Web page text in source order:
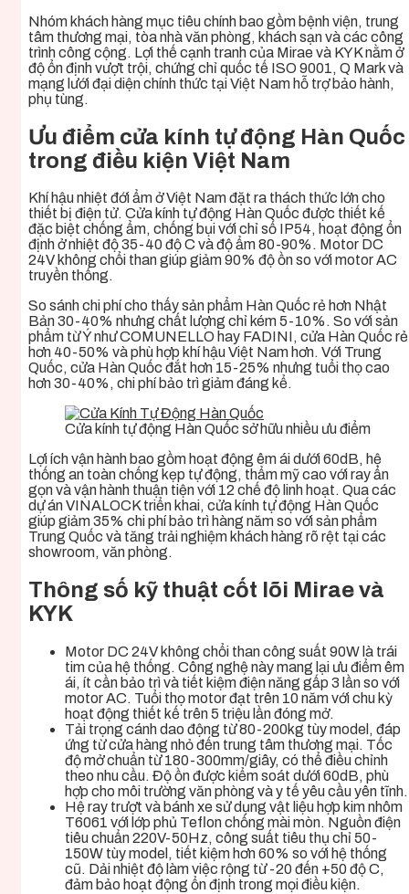
Nhóm khách hàng mục tiêu chính bao gồm bệnh viện, trung
tâm thương mại, tòa nhà văn phòng, khách sạn và các công
trình công cộng. Lợi thế cạnh tranh của Mirae và KYK nằm ở
độ ổn định vượt trội, chứng chỉ quốc tế ISO 9001, Q Mark và
mạng lưới đại diện chính thức tại Việt Nam hỗ trợ bảo hành,
phụ tùng.
Ưu điểm cửa kính tự động Hàn Quốc
trong điều kiện Việt Nam
Khí hậu nhiệt đới ẩm ở Việt Nam đặt ra thách thức lớn cho
thiết bị điện tử. Cửa kính tự động Hàn Quốc được thiết kế
đặc biệt chống ẩm, chống bụi với chỉ số IP54, hoạt động ổn
định ở nhiệt độ 35-40 độ C và độ ẩm 80-90%. Motor DC
24V không chổi than giúp giảm 90% độ ồn so với motor AC
truyền thống.
So sánh chi phí cho thấy sản phẩm Hàn Quốc rẻ hơn Nhật
Bản 30-40% nhưng chất lượng chỉ kém 5-10%. So với sản
phẩm từ Ý như COMUNELLO hay FADINI, cửa Hàn Quốc rẻ
hơn 40-50% và phù hợp khí hậu Việt Nam hơn. Với Trung
Quốc, cửa Hàn Quốc đắt hơn 15-25% nhưng tuổi thọ cao
hơn 30-40%, chi phí bảo trì giảm đáng kể.
Cửa kính tự động Hàn Quốc sở hữu nhiều ưu điểm
Lợi ích vận hành bao gồm hoạt động êm ái dưới 60dB, hệ
thống an toàn chống kẹp tự động, thẩm mỹ cao với ray ẩn
gọn và vận hành thuận tiện với 12 chế độ linh hoạt. Qua các
dự án VINALOCK triển khai, cửa kính tự động Hàn Quốc
giúp giảm 35% chi phí bảo trì hàng năm so với sản phẩm
Trung Quốc và tăng trải nghiệm khách hàng rõ rệt tại các
showroom, văn phòng.
Thông số kỹ thuật cốt lõi Mirae và
KYK
Motor DC 24V không chổi than công suất 90W là trái
tim của hệ thống. Công nghệ này mang lại ưu điểm êm
ái, ít cần bảo trì và tiết kiệm điện năng gấp 3 lần so với
motor AC. Tuổi thọ motor đạt trên 10 năm với chu kỳ
hoạt động thiết kế trên 5 triệu lần đóng mở.
Tải trọng cánh dao động từ 80-200kg tùy model, đáp
ứng từ cửa hàng nhỏ đến trung tâm thương mại. Tốc
độ mở chuẩn từ 180-300mm/giây, có thể điều chỉnh
theo nhu cầu. Độ ồn được kiểm soát dưới 60dB, phù
hợp cho môi trường văn phòng và y tế yêu cầu yên tĩnh.
Hệ ray trượt và bánh xe sử dụng vật liệu hợp kim nhôm
T6061 với lớp phủ Teflon chống mài mòn. Nguồn điện
tiêu chuẩn 220V-50Hz, công suất tiêu thụ chỉ 50-
150W tùy model, tiết kiệm hơn 60% so với hệ thống
cũ. Dải nhiệt độ làm việc rộng từ -20 đến +50 độ C,
đảm bảo hoạt động ổn định trong mọi điều kiện.